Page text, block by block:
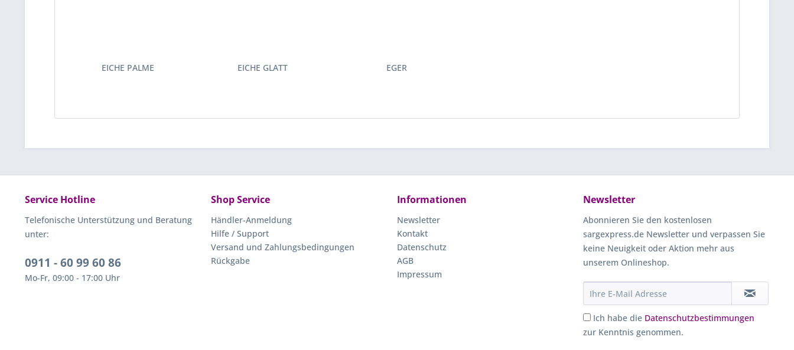
EICHE PALME EICHE GLATT EGER
Service Hotline
Telefonische Unterstützung und Beratung
unter:
0911 - 60 99 60 86
Mo-Fr, 09:00 - 17:00 Uhr
Shop Service
Händler-Anmeldung
Hilfe / Support
Versand und Zahlungsbedingungen
Rückgabe
Informationen
Newsletter
Kontakt
Datenschutz
AGB
Impressum
Newsletter
Abonnieren Sie den kostenlosen
sargexpress.de Newsletter und verpassen Sie
keine Neuigkeit oder Aktion mehr aus
unserem Onlineshop.
Ich habe die Datenschutzbestimmungen
zur Kenntnis genommen.